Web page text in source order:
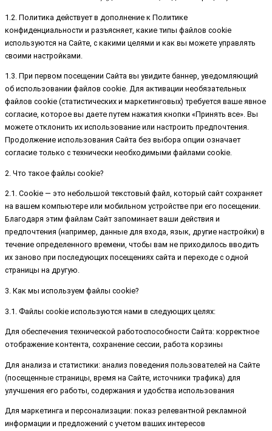
1.2. Политика действует в дополнение к Политике
конфиденциальности и разъясняет, какие типы файлов cookie
используются на Сайте, с какими целями и как вы можете управлять
своими настройками.
1.3. При первом посещении Сайта вы увидите баннер, уведомляющий
об использовании файлов cookie. Для активации необязательных
файлов cookie (статистических и маркетинговых) требуется ваше явное
согласие, которое вы даете путем нажатия кнопки «Принять все». Вы
можете отклонить их использование или настроить предпочтения.
Продолжение использования Сайта без выбора опции означает
согласие только с технически необходимыми файлами cookie.
2. Что такое файлы cookie?
2.1. Cookie — это небольшой текстовый файл, который сайт сохраняет
на вашем компьютере или мобильном устройстве при его посещении.
Благодаря этим файлам Сайт запоминает ваши действия и
предпочтения (например, данные для входа, язык, другие настройки) в
течение определенного времени, чтобы вам не приходилось вводить
их заново при последующих посещениях сайта и переходе с одной
страницы на другую.
3. Как мы используем файлы cookie?
3.1. Файлы cookie используются нами в следующих целях:
Для обеспечения технической работоспособности Сайта: корректное
отображение контента, сохранение сессии, работа корзины
Для анализа и статистики: анализ поведения пользователей на Сайте
(посещенные страницы, время на Сайте, источники трафика) для
улучшения его работы, содержания и удобства использования
Для маркетинга и персонализации: показ релевантной рекламной
информации и предложений с учетом ваших интересов